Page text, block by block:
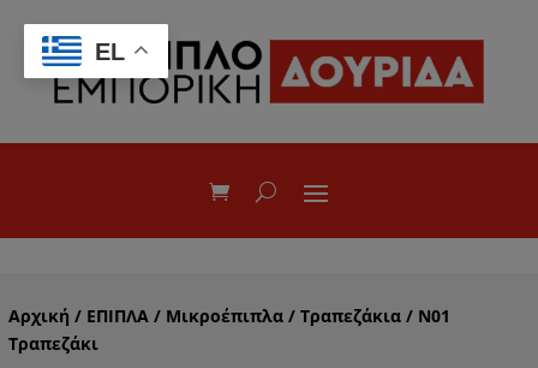
Αρχική / ΕΠΙΠΛΑ / Μικροέπιπλα / Τραπεζάκια / Ν01
Τραπεζάκι
EL